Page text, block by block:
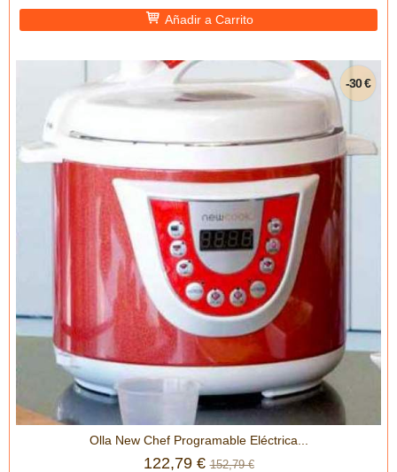
Añadir a Carrito
-30 €
Olla New Chef Programable Eléctrica...
122,79 €152,79 €